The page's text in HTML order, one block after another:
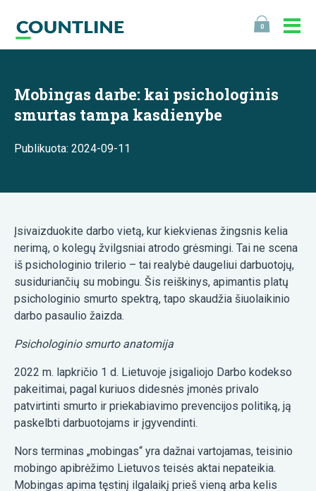
0
Mobingas darbe: kai psichologinis
smurtas tampa kasdienybe
Publikuota: 2024-09-11
Įsivaizduokite darbo vietą, kur kiekvienas žingsnis kelia
nerimą, o kolegų žvilgsniai atrodo grėsmingi. Tai ne scena
iš psichologinio trilerio – tai realybė daugeliui darbuotojų,
susiduriančių su mobingu. Šis reiškinys, apimantis platų
psichologinio smurto spektrą, tapo skaudžia šiuolaikinio
darbo pasaulio žaizda.
Psichologinio smurto anatomija
2022 m. lapkričio 1 d. Lietuvoje įsigaliojo Darbo kodekso
pakeitimai, pagal kuriuos didesnės įmonės privalo
patvirtinti smurto ir priekabiavimo prevencijos politiką, ją
paskelbti darbuotojams ir įgyvendinti.
Nors terminas „mobingas“ yra dažnai vartojamas, teisinio
mobingo apibrėžimo Lietuvos teisės aktai nepateikia.
Mobingas apima tęstinį ilgalaikį prieš vieną arba kelis